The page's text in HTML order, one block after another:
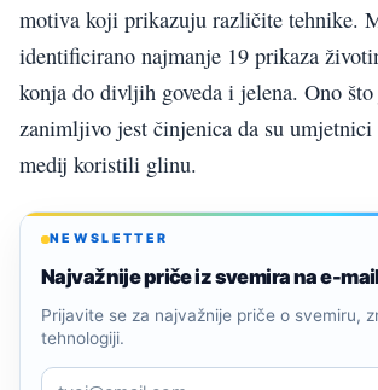
motiva koji prikazuju različite tehnike.
identificirano najmanje 19 prikaza
konja do divljih goveda i jelena. Ono što
zanimljivo jest činjenica da su
medij koristili glinu.
NEWSLETTER
Najvažnije priče iz svemira na e-
Prijavite se za najvažnije priče o svemiru,
tehnologiji.